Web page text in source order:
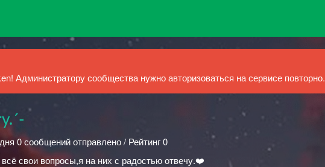
Администратору сообщества нужно авторизоваться на сервисе повторно.
0 сообщений отправлено / Рейтинг 0
свои вопросы,я на них с радостью отвечу.❤️